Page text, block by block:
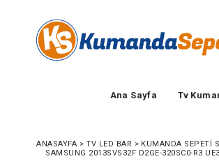
Ana Sayfa Tv
ANASAYFA > TV LED BAR > KUMANDA SEPETI
SAMSUNG 2013SVS32F D2GE-320SC0-R3